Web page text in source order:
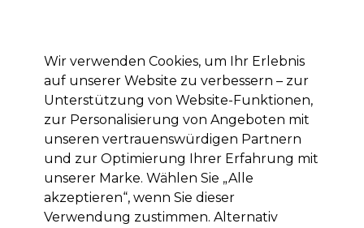
Anmelden
Marken Deals Haare Elektrogeräte Saloneinrichtung
Lieferung und Lieferzeiten
– mehr erfahren
Sibel Färbeschalen Graffiti 2Stk
Wir verwenden Cookies, um Ihr Erlebnis
auf unserer Website zu verbessern – zur
Unterstützung von Website-Funktionen,
zur Personalisierung von Angeboten mit
unseren vertrauenswürdigen Partnern
und zur Optimierung Ihrer Erfahrung mit
unserer Marke. Wählen Sie „Alle
akzeptieren“, wenn Sie dieser
Verwendung zustimmen. Alternativ